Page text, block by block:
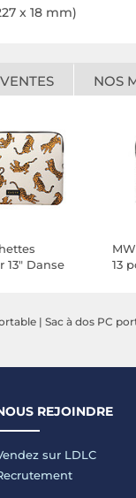
x 18 mm)
NOS
13" Danse
13
| Sac à dos PC
REJOINDRE
sur LDLC